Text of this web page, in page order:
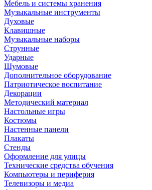
Мебель и системы хранения
Музыкальные инструменты
Духовые
Клавишные
Музыкальные наборы
Струнные
Ударные
Шумовые
Дополнительное оборудование
Патриотическое воспитание
Декорации
Методический материал
Настольные игры
Костюмы
Настенные панели
Плакаты
Стенды
Оформление для улицы
Технические средства обучения
Компьютеры и периферия
Телевизоры и медиа